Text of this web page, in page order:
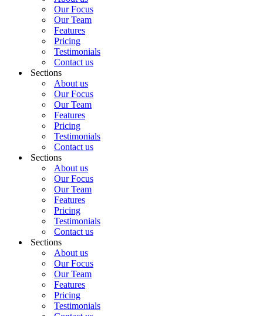
Our Focus
Our Team
Features
Pricing
Testimonials
Contact us
Sections
About us
Our Focus
Our Team
Features
Pricing
Testimonials
Contact us
Sections
About us
Our Focus
Our Team
Features
Pricing
Testimonials
Contact us
Sections
About us
Our Focus
Our Team
Features
Pricing
Testimonials